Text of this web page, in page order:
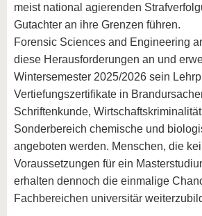
meist national agierenden
Gutachter an ihre Grenzen führen.
Forensic Sciences and Engineering
diese Herausforderungen an und
Wintersemester 2025/2026 sein
Vertiefungszertifikate in
Schriftenkunde,
Sonderbereich chemische und
angeboten werden. Menschen, die
Voraussetzungen für ein
erhalten dennoch die einmalige
Fachbereichen universitär